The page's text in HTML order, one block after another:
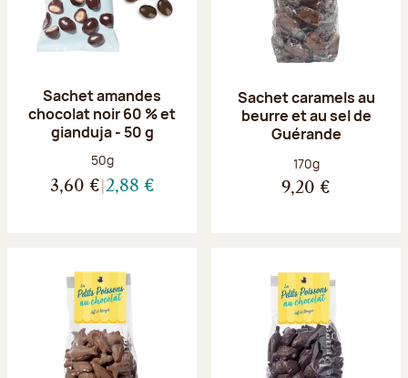
Sachet amandes
chocolat noir 60 % et
gianduja - 50 g
Poids net :
50g
3,60 € 2,88 €
Sachet caramels au
beurre et au sel de
Guérande
Poids net :
170g
9,20 €